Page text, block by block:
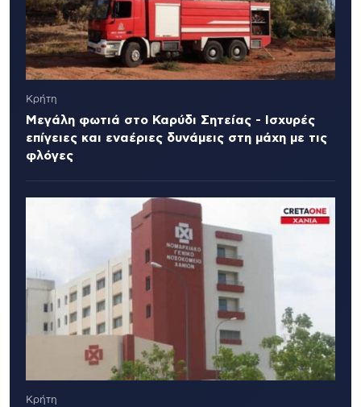
Κρήτη
Μεγάλη φωτιά στο Καρύδι Σητείας - Ισχυρές
επίγειες και εναέριες δυνάμεις στη μάχη με τις
φλόγες
Κρήτη